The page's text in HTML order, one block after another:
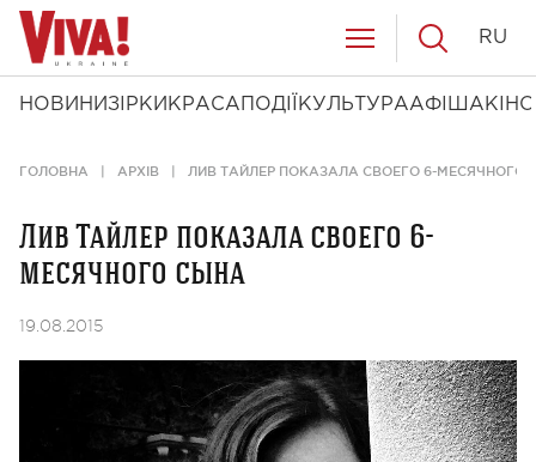
НОВИНИ ЗІРКИ КРАСА ПОДІЇ КУЛЬТУРААФІША КІНО
RU
ГОЛОВНА АРХІВ ЛИВ ТАЙЛЕР ПОКАЗАЛА СВОЕГО 6-МЕСЯЧНОГО
Лив Тайлер показала своего 6-
месячного сына
19.08.2015